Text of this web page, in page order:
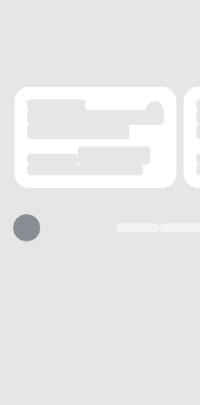
MATERIAL
Borracha
ADERÊNCIA
AMORTECIMENTO
Médio